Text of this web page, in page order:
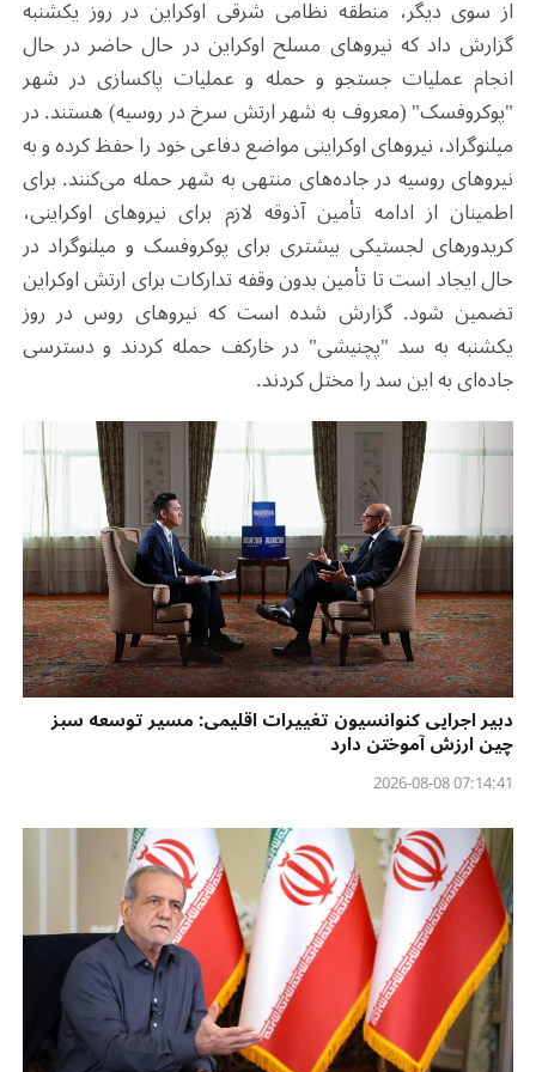
از سوی دیگر، منطقه نظامی شرقی اوکراین در روز یکشنبه
گزارش داد که نیروهای مسلح اوکراین در حال حاضر در حال
انجام عملیات جستجو و حمله و عملیات پاکسازی در شهر
"پوکروفسک" (معروف به شهر ارتش سرخ در روسیه) هستند. در
میلنوگراد، نیروهای اوکراینی مواضع دفاعی خود را حفظ کرده و به
نیروهای روسیه در جاده‌های منتهی به شهر حمله می‌کنند. برای
اطمینان از ادامه تأمین آذوقه لازم برای نیروهای اوکراینی،
کریدورهای لجستیکی بیشتری برای پوکروفسک و میلنوگراد در
حال ایجاد است تا تأمین بدون وقفه تدارکات برای ارتش اوکراین
تضمین شود. گزارش شده است که نیروهای روس در روز
یکشنبه به سد "پچنیشی" در خارکف حمله کردند و دسترسی
جاده‌ای به این سد را مختل کردند.
دبیر اجرایی کنوانسیون تغییرات اقلیمی: مسیر توسعه سبز
چین ارزش آموختن دارد
07:14:41 2026-08-08